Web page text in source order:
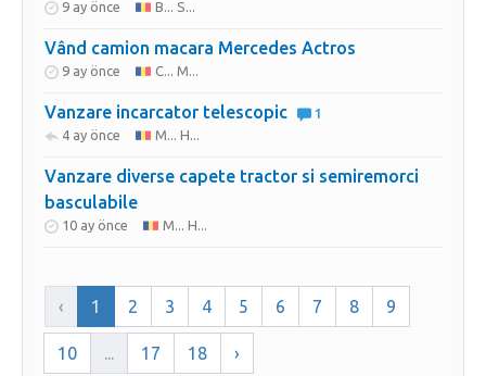
9 ay önce B... S...
Vând camion macara Mercedes Actros
9 ay önce C... M...
Vanzare incarcator telescopic
1
4 ay önce
M... H...
Vanzare diverse capete tractor si semiremorci
basculabile
10 ay önce M... H...
‹ 1 2 3 4 5 6 7 8 9
10 ... 17 18 ›